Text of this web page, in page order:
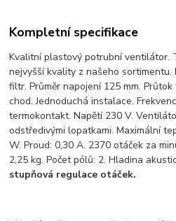
Kompletní specifikace
Kvalitní plastový potrubní ventilátor.
nejvyšší kvality z našeho sortimentu.
filtr. Průměr napojení 125 mm.
chod. Jednoduchá instalace.
termokontakt. Napětí 230 V.
odstředivými lopatkami. Maximální
W. Proud: 0,30 A. 2370 otáček za
2,25 kg. Počet pólů: 2. Hladina
stupňová regulace otáček.